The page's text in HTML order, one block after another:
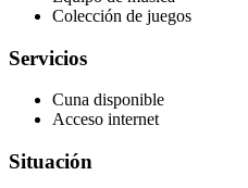
Colección de juegos
Servicios
Cuna disponible
Acceso internet
Situación